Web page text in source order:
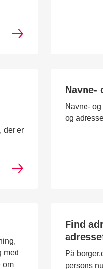
der er
Navne-
Navne-
og
med
om
Find
På
persons